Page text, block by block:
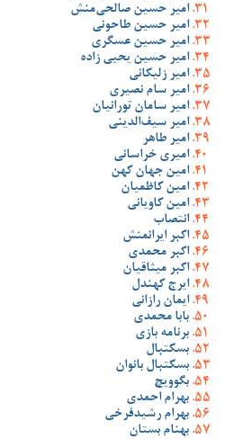
امیر حسین صالحی‌منش
امیر حسین طاحونی
امیر حسین عسگری
امیر حسین یحیی زاده
امیر زلیکانی
امیر سام نصیری
امیر سامان تورانیان
امیر سیف‌الدینی
امیر طاهر
امیری خراسانی
امین جهان کهن
امین کاظمیان
امین کاویانی
انتصاب
اکبر ایرانمنش
اکبر محمدی
اکبر میثاقیان
ایرج کهندل
ایمان رازانی
بابا محمدی
برنامه بازی
بسکتبال
بسکتبال بانوان
بگوویچ
بهرام احمدی
بهرام رشیدفرخی
بهنام بستان